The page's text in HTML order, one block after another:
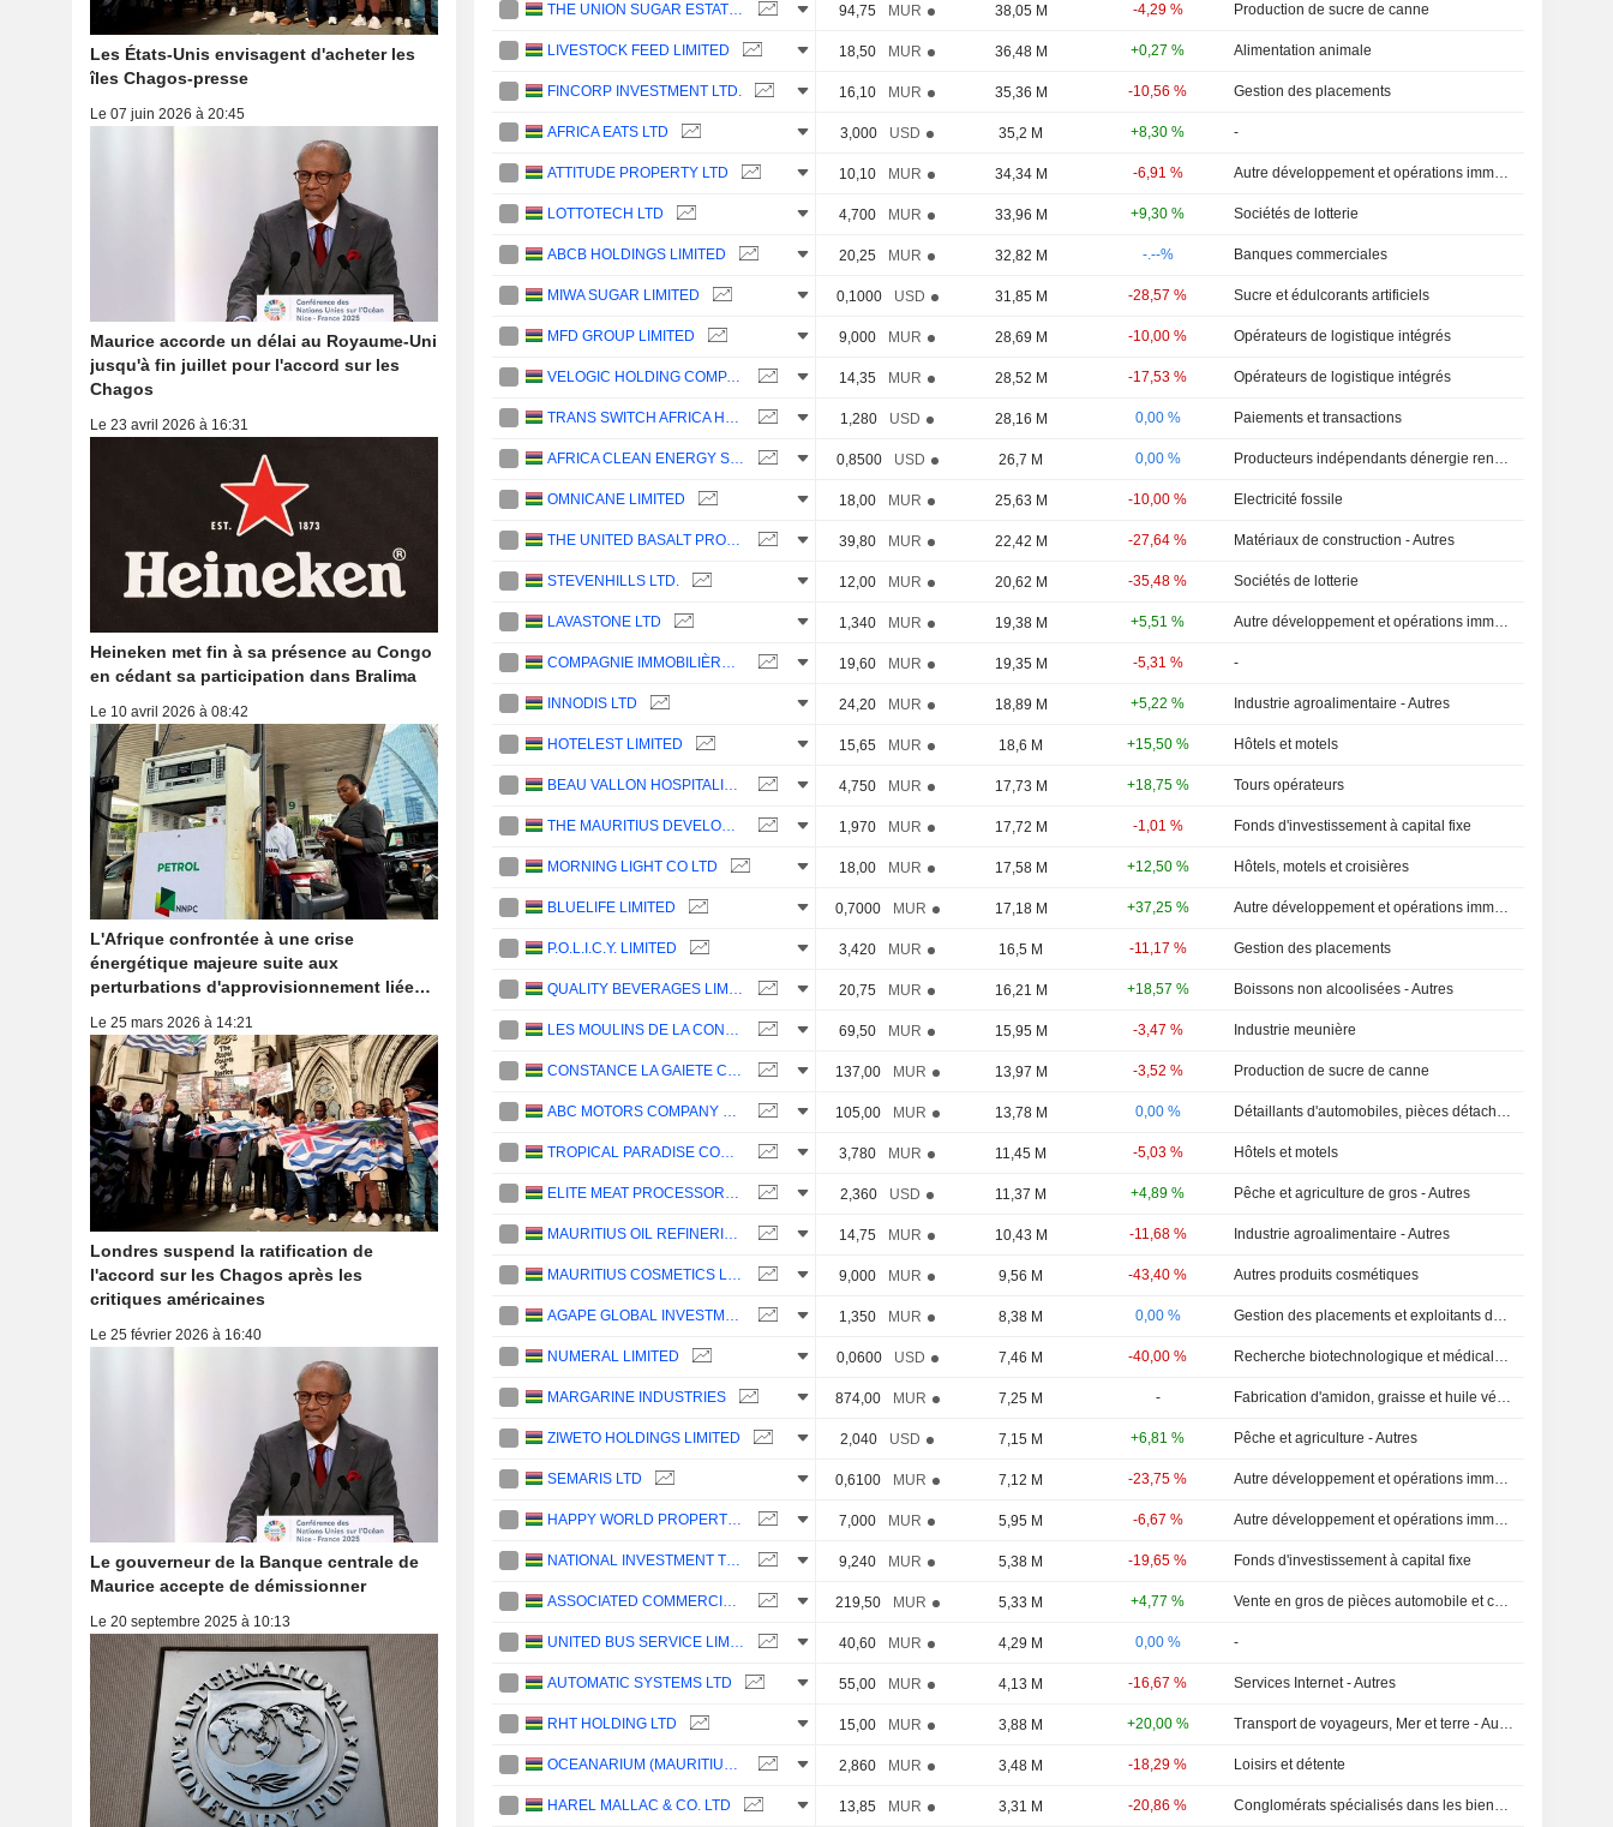
Les États-Unis envisagent d'acheter les
îles Chagos-presse
Le 07 juin 2026 à 20:45
Maurice accorde un délai au Royaume-Uni
jusqu'à fin juillet pour l'accord sur les
Chagos
Le 23 avril 2026 à 16:31
Heineken met fin à sa présence au Congo
en cédant sa participation dans Bralima
Le 10 avril 2026 à 08:42
L'Afrique confrontée à une crise
énergétique majeure suite aux
perturbations d'approvisionnement liées
au conflit iranien
Le 25 mars 2026 à 14:21
Londres suspend la ratification de
l'accord sur les Chagos après les
critiques américaines
Le 25 février 2026 à 16:40
Le gouverneur de la Banque centrale de
Maurice accepte de démissionner
Le 20 septembre 2025 à 10:13
THE UNION SUGAR ESTATES COMPANY LIMITED 94,75 MUR 38,05 M -4,29 % Production de sucre de canne
LIVESTOCK FEED LIMITED 18,50 MUR 36,48 M +0,27 % Alimentation animale
FINCORP INVESTMENT LTD. 16,10 MUR 35,36 M -10,56 % Gestion des placements
AFRICA EATS LTD 3,000 USD 35,2 M +8,30 % -
ATTITUDE PROPERTY LTD 10,10 MUR 34,34 M -6,91 % Autre développement et opérations immobilières
LOTTOTECH LTD 4,700 MUR 33,96 M +9,30 % Sociétés de lotterie
ABCB HOLDINGS LIMITED 20,25 MUR 32,82 M -.--% Banques commerciales
MIWA SUGAR LIMITED 0,1000 USD 31,85 M -28,57 % Sucre et édulcorants artificiels
MFD GROUP LIMITED 9,000 MUR 28,69 M -10,00 % Opérateurs de logistique intégrés
VELOGIC HOLDING COMPANY LIMITED 14,35 MUR 28,52 M -17,53 % Opérateurs de logistique intégrés
TRANS SWITCH AFRICA HOLDINGS LTD 1,280 USD 28,16 M 0,00 % Paiements et transactions
AFRICA CLEAN ENERGY SOLUTIONS LIMITED 0,8500 USD 26,7 M 0,00 % Producteurs indépendants dénergie renouvelable
OMNICANE LIMITED 18,00 MUR 25,63 M -10,00 % Electricité fossile
THE UNITED BASALT PRODUCTS LIMITED 39,80 MUR 22,42 M -27,64 % Matériaux de construction - Autres
STEVENHILLS LTD. 12,00 MUR 20,62 M -35,48 % Sociétés de lotterie
LAVASTONE LTD 1,340 MUR 19,38 M +5,51 % Autre développement et opérations immobilières
COMPAGNIE IMMOBILIÈRE LIMITÉE 19,60 MUR 19,35 M -5,31 % -
INNODIS LTD 24,20 MUR 18,89 M +5,22 % Industrie agroalimentaire - Autres
HOTELEST LIMITED 15,65 MUR 18,6 M +15,50 % Hôtels et motels
BEAU VALLON HOSPITALITY LTD 4,750 MUR 17,73 M +18,75 % Tours opérateurs
THE MAURITIUS DEVELOPMENT INVESTMENT TRUST COMPANY LIMITED 1,970 MUR 17,72 M -1,01 % Fonds d'investissement à capital fixe
MORNING LIGHT CO LTD 18,00 MUR 17,58 M +12,50 % Hôtels, motels et croisières
BLUELIFE LIMITED 0,7000 MUR 17,18 M +37,25 % Autre développement et opérations immobilières
P.O.L.I.C.Y. LIMITED 3,420 MUR 16,5 M -11,17 % Gestion des placements
QUALITY BEVERAGES LIMITED 20,75 MUR 16,21 M +18,57 % Boissons non alcoolisées - Autres
LES MOULINS DE LA CONCORDE LTÉE 69,50 MUR 15,95 M -3,47 % Industrie meunière
CONSTANCE LA GAIETE COMPANY LIMITED 137,00 MUR 13,97 M -3,52 % Production de sucre de canne
ABC MOTORS COMPANY LIMITED 105,00 MUR 13,78 M 0,00 % Détaillants d'automobiles, pièces détachées et services d'entretien
TROPICAL PARADISE COMPANY LIMITED 3,780 MUR 11,45 M -5,03 % Hôtels et motels
ELITE MEAT PROCESSORS LIMITED 2,360 USD 11,37 M +4,89 % Pêche et agriculture de gros - Autres
MAURITIUS OIL REFINERIES LIMITED 14,75 MUR 10,43 M -11,68 % Industrie agroalimentaire - Autres
MAURITIUS COSMETICS LIMITED 9,000 MUR 9,56 M -43,40 % Autres produits cosmétiques
AGAPE GLOBAL INVESTMENTS LIMITED 1,350 MUR 8,38 M 0,00 % Gestion des placements et exploitants de fonds - Autres
NUMERAL LIMITED 0,0600 USD 7,46 M -40,00 % Recherche biotechnologique et médicale - Autres
MARGARINE INDUSTRIES 874,00 MUR 7,25 M - Fabrication d'amidon, graisse et huile végétale
ZIWETO HOLDINGS LIMITED 2,040 USD 7,15 M +6,81 % Pêche et agriculture - Autres
SEMARIS LTD 0,6100 MUR 7,12 M -23,75 % Autre développement et opérations immobilières
HAPPY WORLD PROPERTY LTD 7,000 MUR 5,95 M -6,67 % Autre développement et opérations immobilières
NATIONAL INVESTMENT TRUST LTD 9,240 MUR 5,38 M -19,65 % Fonds d'investissement à capital fixe
ASSOCIATED COMMERCIAL COMPANY LIMITED 219,50 MUR 5,33 M +4,77 % Vente en gros de pièces automobile et camion
UNITED BUS SERVICE LIMITED 40,60 MUR 4,29 M 0,00 % -
AUTOMATIC SYSTEMS LTD 55,00 MUR 4,13 M -16,67 % Services Internet - Autres
RHT HOLDING LTD 15,00 MUR 3,88 M +20,00 % Transport de voyageurs, Mer et terre - Autres
OCEANARIUM (MAURITIUS) LTD 2,860 MUR 3,48 M -18,29 % Loisirs et détente
HAREL MALLAC & CO. LTD 13,85 MUR 3,31 M -20,86 % Conglomérats spécialisés dans les biens de consommation